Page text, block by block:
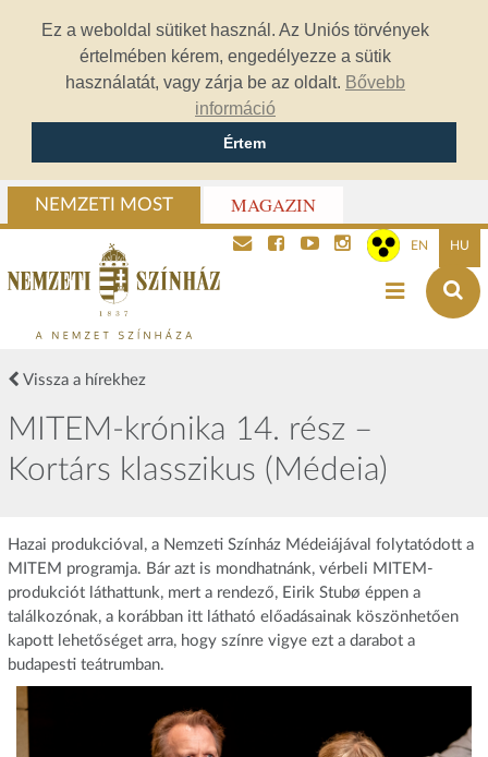
Ez a weboldal sütiket használ. Az Uniós törvények
értelmében kérem, engedélyezze a sütik
használatát, vagy zárja be az oldalt. Bővebb
információ
Értem
NEMZETI MOST MAGAZIN
EN HU
Vissza a hírekhez
MITEM-krónika 14. rész –
Kortárs klasszikus (Médeia)
Hazai produkcióval, a Nemzeti Színház Médeiájával folytatódott a
MITEM programja. Bár azt is mondhatnánk, vérbeli MITEM-
produkciót láthattunk, mert a rendező, Eirik Stubø éppen a
találkozónak, a korábban itt látható előadásainak köszönhetően
kapott lehetőséget arra, hogy színre vigye ezt a darabot a
budapesti teátrumban.